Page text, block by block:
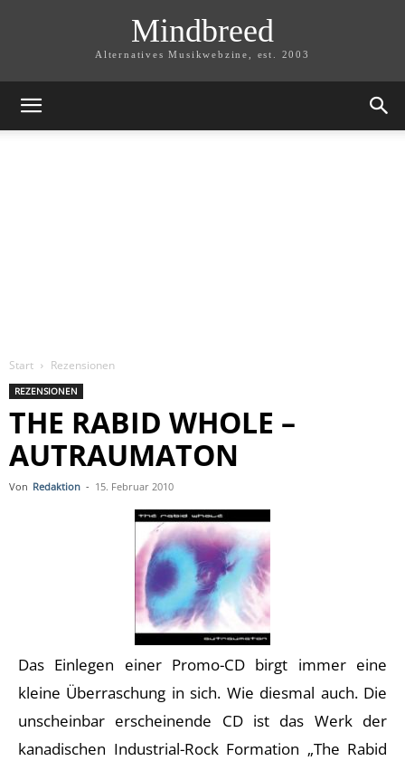
Mindbreed
Alternatives Musikwebzine, est. 2003
Start Rezensionen
REZENSIONEN
THE RABID WHOLE –
AUTRAUMATON
Von Redaktion - 15. Februar 2010
Das Einlegen einer Promo-CD birgt immer eine
kleine Überraschung in sich. Wie diesmal auch. Die
unscheinbar erscheinende CD ist das Werk der
kanadischen Industrial-Rock Formation „The Rabid